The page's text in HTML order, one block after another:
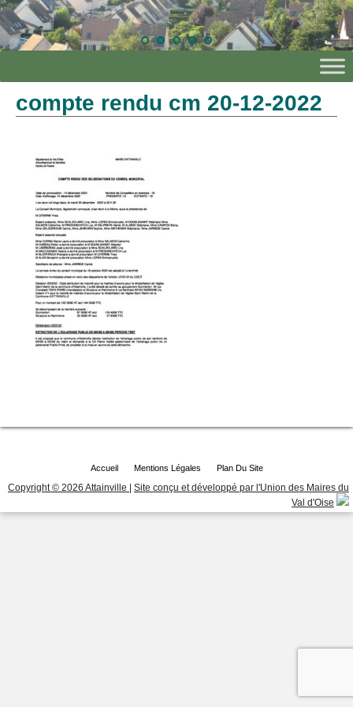
compte rendu cm 20-12-2022
Accueil Mentions Légales Plan Du Site
Copyright © 2026 Attainville | Site conçu et développé par l'Union des Maires du
Val d'Oise